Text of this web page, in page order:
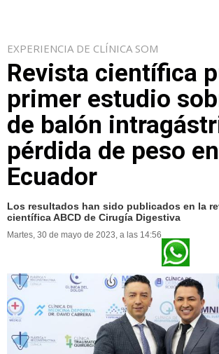
EXPERIENCIA DE CLÍNICA SOM
Revista científica
primer estudio
de balón
pérdida de peso en
Ecuador
Los resultados han sido publicados en la
científica ABCD de Cirugía Digestiva
Martes, 30 de mayo de 2023, a las 14:56